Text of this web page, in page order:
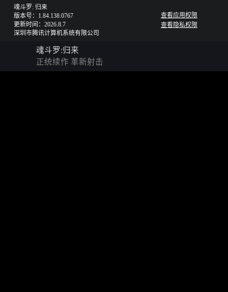
魂斗罗: 归来
版本号：1.84.138.0767
更新时间：2026.8.7
深圳市腾讯计算机系统有限公司
查看应用权限
查看隐私权限
魂斗罗:归来
正统续作 革新射击